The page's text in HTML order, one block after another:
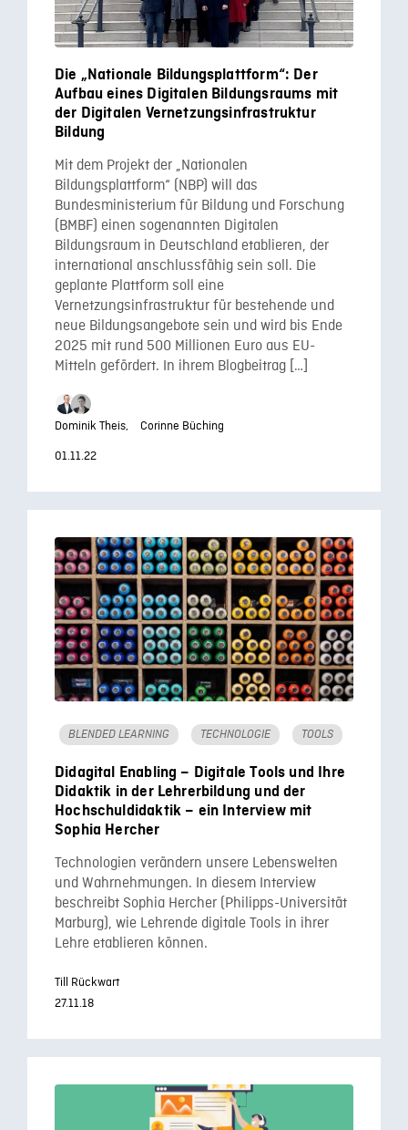
Die „Nationale Bildungsplattform“: Der
Aufbau eines Digitalen Bildungsraums mit
der Digitalen Vernetzungsinfrastruktur
Bildung
Mit dem Projekt der „Nationalen
Bildungsplattform“ (NBP) will das
Bundesministerium für Bildung und Forschung
(BMBF) einen sogenannten Digitalen
Bildungsraum in Deutschland etablieren, der
international anschlussfähig sein soll. Die
geplante Plattform soll eine
Vernetzungsinfrastruktur für bestehende und
neue Bildungsangebote sein und wird bis Ende
2025 mit rund 500 Millionen Euro aus EU-
Mitteln gefördert. In ihrem Blogbeitrag […]
Dominik Theis,
Corinne Büching
01.11.22
BLENDED LEARNING TECHNOLOGIE TOOLS
Didagital Enabling – Digitale Tools und Ihre
Didaktik in der Lehrerbildung und der
Hochschuldidaktik – ein Interview mit
Sophia Hercher
Technologien verändern unsere Lebenswelten
und Wahrnehmungen. In diesem Interview
beschreibt Sophia Hercher (Philipps-Universität
Marburg), wie Lehrende digitale Tools in ihrer
Lehre etablieren können.
Till Rückwart
27.11.18